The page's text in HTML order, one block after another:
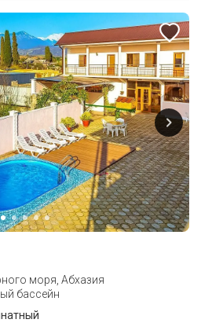
моря, Абхазия
бассейн